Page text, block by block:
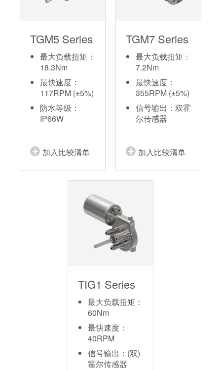
TGM5 Series
最大负载扭矩：
18.3Nm
最快速度：
117RPM (±5%)
防水等级：
IP66W
加入比较清单
TGM7 Series
最大负载扭矩：
7.2Nm
最快速度：
355RPM (±5%)
信号输出：双霍
尔传感器
加入比较清单
TIG1 Series
最大负载扭矩：
60Nm
最快速度：
40RPM
信号输出：(双)
霍尔传感器